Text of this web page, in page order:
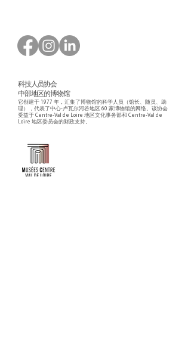
科技人员协会
中部地区的博物馆
它创建于 1977 年，汇集了博物馆的科学人员（馆长、随员、助
理），代表了中心-卢瓦尔河谷地区 60 家博物馆的网络。该协会
受益于 Centre-Val de Loire 地区文化事务部和 Centre-Val de
Loire 地区委员会的财政支持。